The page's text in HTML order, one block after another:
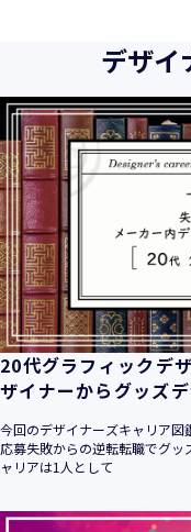
様、お取引先関係者
材派遣サービス、人
他、利用者の皆さま
創出」に利用してい
情報などを従業者管
て個人情報及び特定
時に、個人情報など
務と認識しておりま
めた行動規範に基づ
権利の保護、個人情
また、以下に示す方
ジメントシステムを
要請の変化、経営環
続的改善に、全社を
す。
当社は、事業の目的
を行い、特定された
人情報の取扱いを行
当社は個人情報の取
デザイ
20代グラフィックデ
ザイナーからグッズ
今回のデザイナーズキャリア
応募失敗からの逆転転職でグ
ャリアは1人として